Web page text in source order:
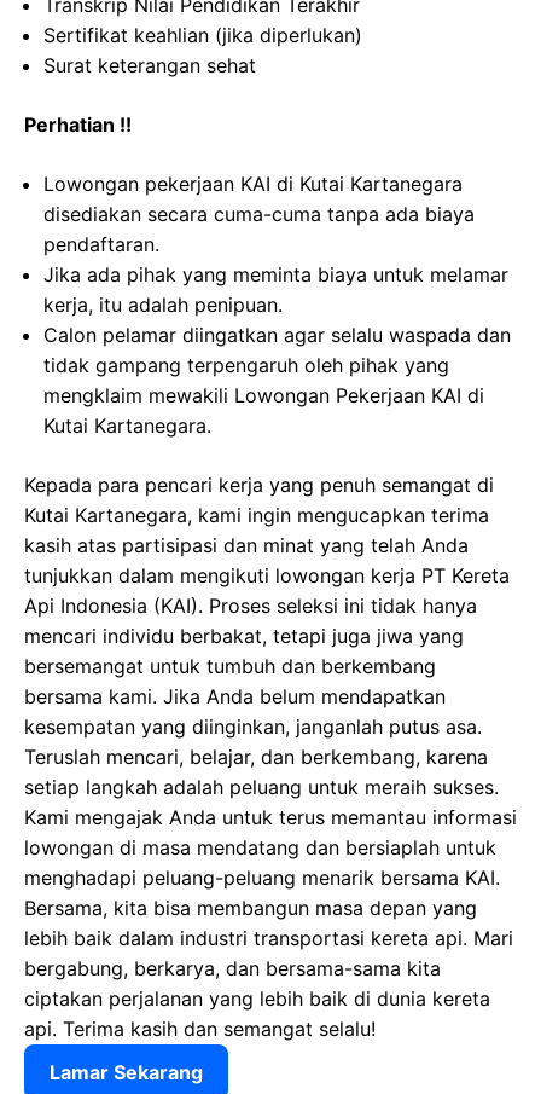
Transkrip Nilai Pendidikan Terakhir
Sertifikat keahlian (jika diperlukan)
Surat keterangan sehat
Perhatian !!
Lowongan pekerjaan KAI di Kutai Kartanegara
disediakan secara cuma-cuma tanpa ada biaya
pendaftaran.
Jika ada pihak yang meminta biaya untuk melamar
kerja, itu adalah penipuan.
Calon pelamar diingatkan agar selalu waspada dan
tidak gampang terpengaruh oleh pihak yang
mengklaim mewakili Lowongan Pekerjaan KAI di
Kutai Kartanegara.
Kepada para pencari kerja yang penuh semangat di
Kutai Kartanegara, kami ingin mengucapkan terima
kasih atas partisipasi dan minat yang telah Anda
tunjukkan dalam mengikuti lowongan kerja PT Kereta
Api Indonesia (KAI). Proses seleksi ini tidak hanya
mencari individu berbakat, tetapi juga jiwa yang
bersemangat untuk tumbuh dan berkembang
bersama kami. Jika Anda belum mendapatkan
kesempatan yang diinginkan, janganlah putus asa.
Teruslah mencari, belajar, dan berkembang, karena
setiap langkah adalah peluang untuk meraih sukses.
Kami mengajak Anda untuk terus memantau informasi
lowongan di masa mendatang dan bersiaplah untuk
menghadapi peluang-peluang menarik bersama KAI.
Bersama, kita bisa membangun masa depan yang
lebih baik dalam industri transportasi kereta api. Mari
bergabung, berkarya, dan bersama-sama kita
ciptakan perjalanan yang lebih baik di dunia kereta
api. Terima kasih dan semangat selalu!
Lamar Sekarang